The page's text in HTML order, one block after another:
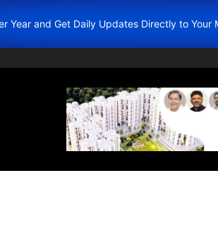
Year and Get Daily Updates Directly to